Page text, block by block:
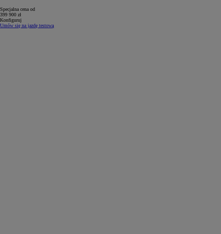
Specjalna cena od
399 900 zł
Konfiguruj
Umów się na jazdę testową